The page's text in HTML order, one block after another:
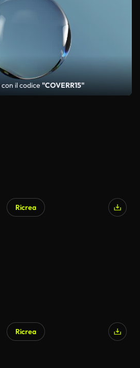
con il codice "COVERR15"
Ricrea
Ricrea